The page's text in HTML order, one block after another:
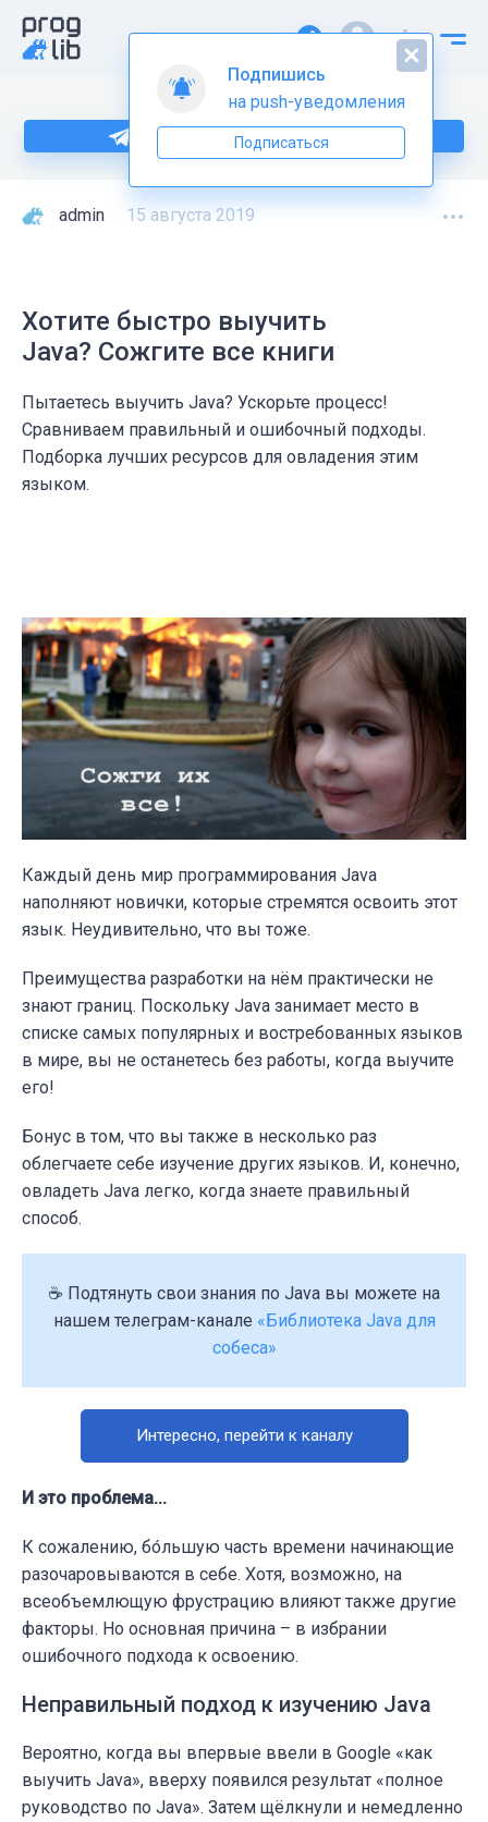
Больше информации по Java тут
admin 15 августа 2019
Хотите быстро выучить
Java? Сожгите все книги
Пытаетесь выучить Java? Ускорьте процесс!
Сравниваем правильный и ошибочный подходы.
Подборка лучших ресурсов для овладения этим
языком.
Каждый день мир программирования Java
наполняют новички, которые стремятся освоить этот
язык. Неудивительно, что вы тоже.
Преимущества разработки на нём практически не
знают границ. Поскольку Java занимает место в
списке самых популярных и востребованных языков
в мире, вы не останетесь без работы, когда выучите
его!
Бонус в том, что вы также в несколько раз
облегчаете себе изучение других языков. И, конечно,
овладеть Java легко, когда знаете правильный
способ.
☕ Подтянуть свои знания по Java вы можете на
нашем телеграм-канале «Библиотека Java для
собеса»
Интересно, перейти к каналу
И это проблема...
К сожалению, бо́льшую часть времени начинающие
разочаровываются в себе. Хотя, возможно, на
всеобъемлющую фрустрацию влияют также другие
факторы. Но основная причина – в избрании
ошибочного подхода к освоению.
Неправильный подход к изучению Java
Вероятно, когда вы впервые ввели в Google «как
выучить Java», вверху появился результат «полное
руководство по Java». Затем щёлкнули и немедленно
Подпишись
на push-уведомления
Подписаться